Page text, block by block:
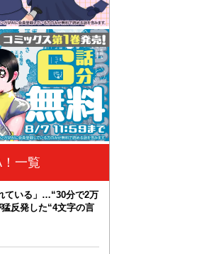
一覧
ている」…“30分で2万
反発した“4文字の言